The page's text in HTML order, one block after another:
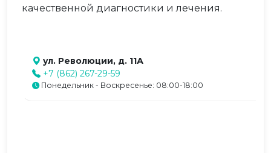
качественной диагностики и лечения.
ул. Революции, д. 11А
+7 (862) 267-29-59
Понедельник - Воскресенье: 08:00-18:00